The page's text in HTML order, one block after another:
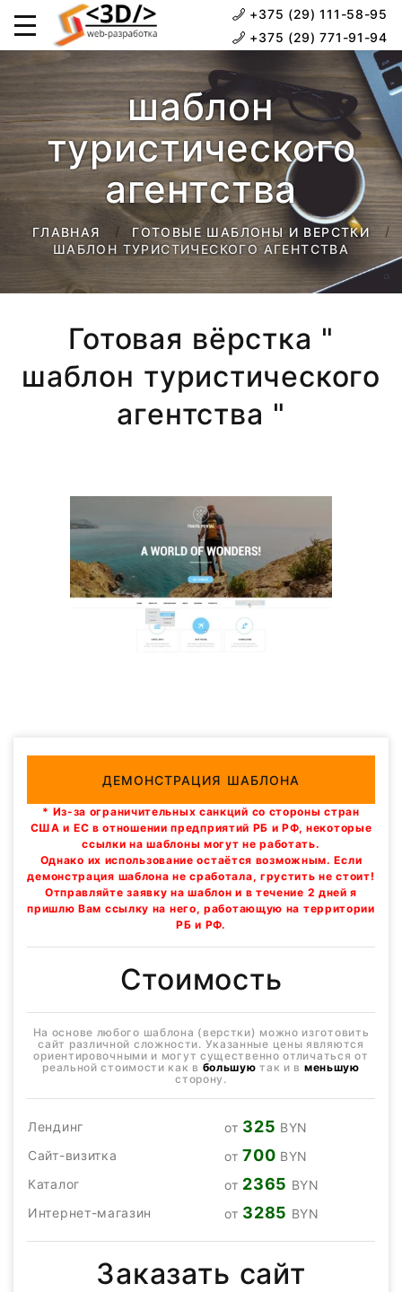
+375 (29) 111-58-95
+375 (29) 771-91-94
шаблон
туристического
агентства
ГЛАВНАЯ
ГОТОВЫЕ ШАБЛОНЫ И ВЕРСТКИ
ШАБЛОН ТУРИСТИЧЕСКОГО АГЕНТСТВА
Готовая вёрстка "
шаблон туристического
агентства "
ДЕМОНСТРАЦИЯ ШАБЛОНА
* Из-за ограничительных санкций со стороны стран
США и ЕС в отношении предприятий РБ и РФ, некоторые
ссылки на шаблоны могут не работать.
Однако их использование остаётся возможным. Если
демонстрация шаблона не сработала, грустить не стоит!
Отправляйте заявку на шаблон и в течение 2 дней я
пришлю Вам ссылку на него, работающую на территории
РБ и РФ.
Стоимость
На основе любого шаблона (верстки) можно изготовить
сайт различной сложности. Указанные цены являются
ориентировочными и могут существенно отличаться от
реальной стоимости как в большую так и в меньшую
сторону.
Лендинг от 325 BYN
Сайт-визитка
от700 BYN
Каталог
от 2365 BYN
Интернет-магазин
от 3285 BYN
Заказать сайт